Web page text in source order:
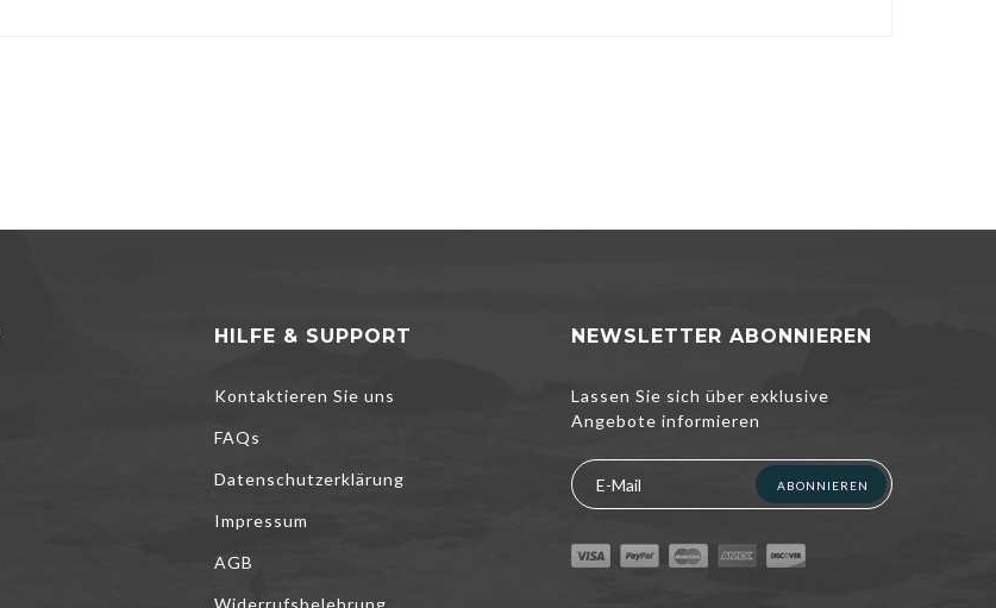
HILFE & SUPPORT
Kontaktieren Sie uns
FAQs
Datenschutzerklärung
Impressum
AGB
NEWSLETTER ABONNIEREN
Lassen Sie sich über exklusive
Angebote informieren
ABONNIEREN